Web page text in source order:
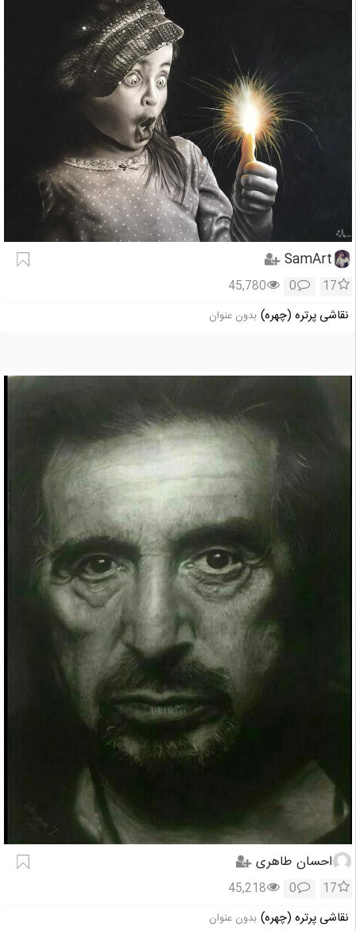
SamArt
17
0
45,780
نقاشی پرتره (چهره) بدون عنوان
احسان طاهری
17
0
45,218
نقاشی پرتره (چهره) بدون عنوان